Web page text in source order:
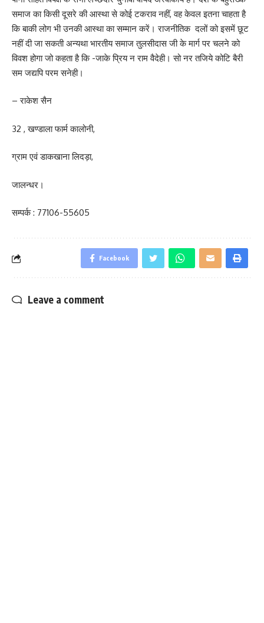
समाज का किसी दूसरे की आस्था से कोई टकराव नहीं, वह केवल इतना चाहता है
कि बाकी लोग भी उनकी आस्था का सम्मान करें। राजनीतिक दलों को इसमें छूट
नहीं दी जा सकती अन्यथा भारतीय समाज तुलसीदास जी के मार्ग पर चलने को
विवश होगा जो कहता है कि -जाके प्रिय न राम वैदेही। सो नर तजिये कोटि बैरी
सम जद्यपि परम सनेही।
– राकेश सैन
32 , खण्डाला फार्म कालोनी,
ग्राम एवं डाकखाना लिदड़ा,
जालन्धर।
सम्पर्क : 77106-55605
Facebook
Leave a comment